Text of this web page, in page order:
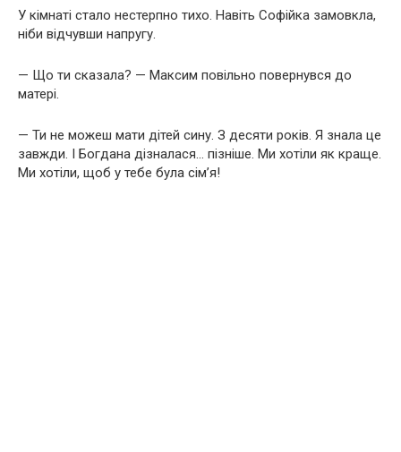
У кімнаті стало нестерпно тихо. Навіть Софійка замовкла,
ніби відчувши напругу.
— Що ти сказала? — Максим повільно повернувся до
матері.
— Ти не можеш мати дітей сину. З десяти років. Я знала це
завжди. І Богдана дізналася… пізніше. Ми хотіли як краще.
Ми хотіли, щоб у тебе була сім’я!